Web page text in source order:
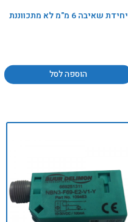
יחידת שאיבה 6 מ"מ לא מתכווננת
הוספה לסל